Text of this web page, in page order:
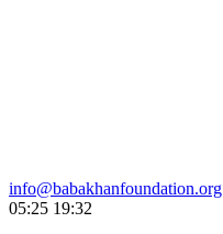
info@babakhanfoundation.org
05:25 19:32